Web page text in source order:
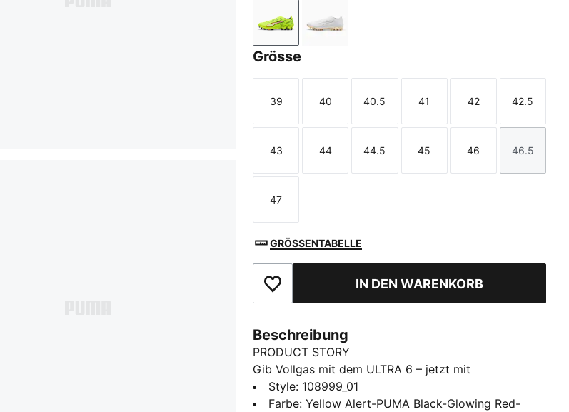
Yellow Alert-PUMA Black-Glowing Red-Lime Squeeze
PUMA White-Metallic Gold-PUMA Black
Grösse
Größe
39
Größe
40
Größe
40.5
Größe
41
Größe
42
Größe
42.5
Größe
43
Größe
44
Größe
44.5
Größe
45
Größe
46
Größe
46.5
Größe
47
GRÖSSENTABELLE
Zu Favoriten hinzufügenIN DEN WARENKORB
Beschreibung
PRODUCT STORY
Gib Vollgas mit dem ULTRA 6 – jetzt mit
überarbeitetem Obermaterial aus Funktions-Mesh. Ein
PWRTAPE Stützrahmen stabilisiert den Fuß im Schuh,
Style: 108999_01
Farbe:Yellow Alert-PUMA Black-Glowing Red-